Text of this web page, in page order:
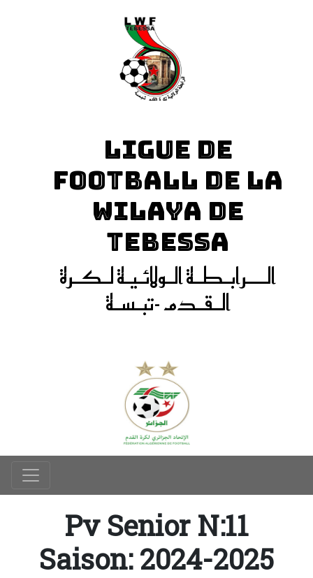
LIGUE DE
FOOTBALL DE LA
WILAYA DE
TEBESSA
الـــرابـطـة الـولائـيـة لـكـرة
الـقـدم -تبـسـة
Pv Senior N:11
Saison: 2024-2025